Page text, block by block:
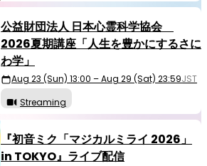
公益財団法人 日本心霊科学協会
2026夏期講座「人生を豊かにするさに
わ学」
Aug 23 (Sun) 13:00 – Aug 29 (Sat) 23:59JST
Streaming
『初音ミク「マジカルミライ 2026」
in TOKYO』ライブ配信